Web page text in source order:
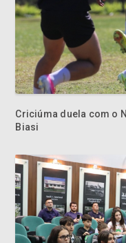
Criciúma duela com o
Biasi